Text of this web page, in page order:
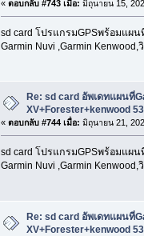
« ตอบกลับ #743 เมื่อ: มิถุนายน 15,
sd card โปรแกรมGPSพร้อมแผน
Garmin Nuvi ,Garmin
Re: sd card อัพเดทแผนที่
XV+Forester+kenwood
« ตอบกลับ #744 เมื่อ: มิถุนายน 21,
sd card โปรแกรมGPSพร้อมแผน
Garmin Nuvi ,Garmin
Re: sd card อัพเดทแผนที่
XV+Forester+kenwood